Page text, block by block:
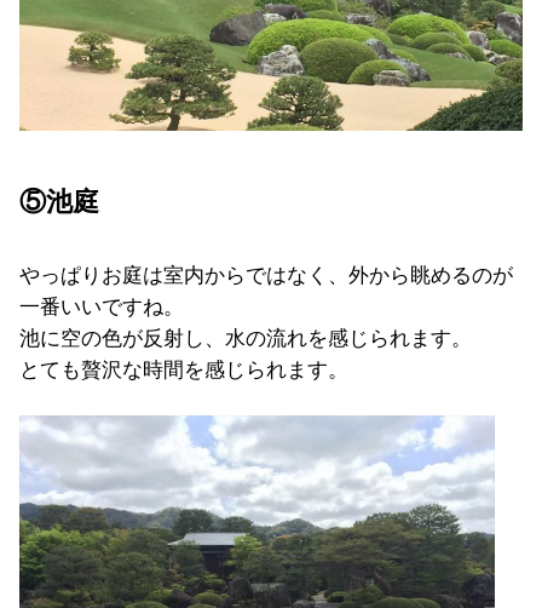
⑤池庭
やっぱりお庭は室内からではなく、外から眺めるのが
一番いいですね。
池に空の色が反射し、水の流れを感じられます。
とても贅沢な時間を感じられます。